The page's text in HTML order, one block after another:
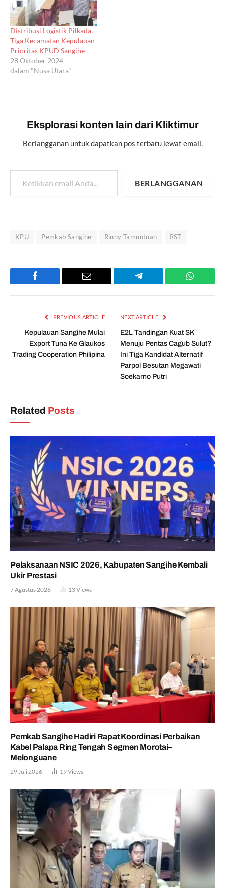
Distribusi Logistik Pilkada,
Tiga Kecamatan Kepulauan
Prioritas KPUD Sangihe
28 Oktober 2024
dalam "Nusa Utara"
Eksplorasi konten lain dari Kliktimur
Berlangganan untuk dapatkan pos terbaru lewat email.
Ketikkan email Anda...
BERLANGGANAN
KPU Pemkab Sangihe Rinny Tamuntuan RST
Facebook Email Telegram
PREVIOUS ARTICLE
Kepulauan Sangihe Mulai
Export Tuna Ke Glaukos
Trading Cooperation Philipina
NEXT ARTICLE
E2L Tandingan Kuat SK
Menuju Pentas Cagub Sulut?
Ini Tiga Kandidat Alternatif
Parpol Besutan Megawati
Soekarno Putri
Related Posts
Pelaksanaan NSIC 2026, Kabupaten Sangihe Kembali
Ukir Prestasi
7 Agustus 2026 13Views
Pemkab Sangihe Hadiri Rapat Koordinasi Perbaikan
Kabel Palapa Ring Tengah Segmen Morotai–
Melonguane
29 Juli 2026 19Views